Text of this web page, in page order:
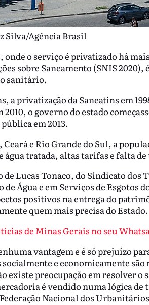
Silva/Agência Brasil
onde o serviço é privatizado há
sobre Saneamento (SNIS
sanitário.
a privatização da Saneatins em
2010, o governo do estado
em 2013.
Ceará e Rio Grande do Sul, a
água tratada, altas tarifas e falta
de Lucas Tonaco, do Sindicato
Água e em Serviços de Esgotos
positivos na entrega do
quem mais precisa do Estado.
de Minas Gerais no seu
vantagem e é só prejuízo
e economicamente
existe preocupação em resolver
é vendido numa lógica de
Nacional dos